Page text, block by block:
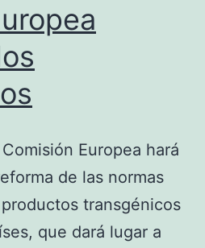
Europea hará
de las normas
transgénicos
que dará lugar a